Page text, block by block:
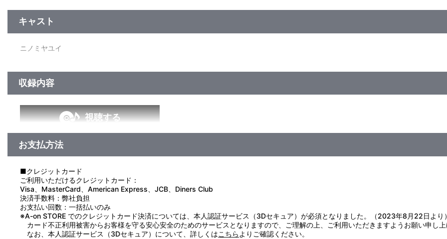
キャスト
ニノミヤユイ
収録内容
視聴する
お支払方法
■クレジットカード
ご利用いただけるクレジットカード：
Visa、MasterCard、American Express、JCB、Diners Club
決済手数料：弊社負担
お支払い回数：一括払いのみ
※A-on STORE でのクレジットカード決済については、本人認証サービス（3Dセキュア）が必須となりました。（2023年8月22日より
カード不正利用被害からお客様を守る安心安全のためのサービスとなりますので、ご理解の上、ご利用いただきますようお願い申し
なお、本人認証サービス（3Dセキュア）について、詳しくはこちら よりご確認ください。